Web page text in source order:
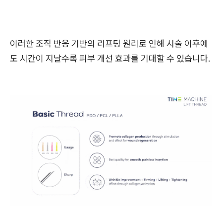
이러한 조직 반응 기반의 리프팅 원리로 인해 시술 이후에
도 시간이 지날수록 피부 개선 효과를 기대할 수 있습니다.